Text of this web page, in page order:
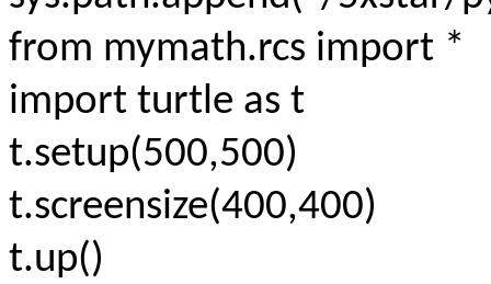
from mymath.rcs import *
import turtle as t
t.setup(500,500)
t.screensize(400,400)
t.up()